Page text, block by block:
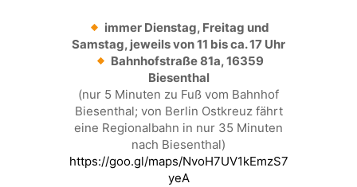
immer Dienstag, Freitag und
Samstag, jeweils von 11 bis ca. 17 Uhr
Bahnhofstraße 81a, 16359
Biesenthal
(nur 5 Minuten zu Fuß vom Bahnhof
Biesenthal; von Berlin Ostkreuz fährt
eine Regionalbahn in nur 35 Minuten
nach Biesenthal)
https://goo.gl/maps/NvoH7UV1kEmzS7
yeA